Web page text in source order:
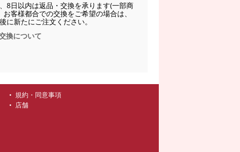
8日以内は返品・交換を承ります(一部商
お客様都合での交換をご希望の場合は、
に新たにご注文ください。
換について
規約・同意事項
店舗